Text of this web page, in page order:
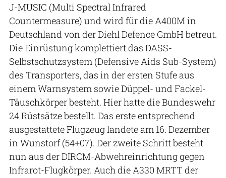
J-MUSIC (Multi Spectral Infrared
Countermeasure) und wird für die A400M in
Deutschland von der Diehl Defence GmbH betreut.
Die Einrüstung komplettiert das DASS-
Selbstschutzsystem (Defensive Aids Sub-System)
des Transporters, das in der ersten Stufe aus
einem Warnsystem sowie Düppel- und Fackel-
Täuschkörper besteht. Hier hatte die Bundeswehr
24 Rüstsätze bestellt. Das erste entsprechend
ausgestattete Flugzeug landete am 16. Dezember
in Wunstorf (54+07). Der zweite Schritt besteht
nun aus der DIRCM-Abwehreinrichtung gegen
Infrarot-Flugkörper. Auch die A330 MRTT der